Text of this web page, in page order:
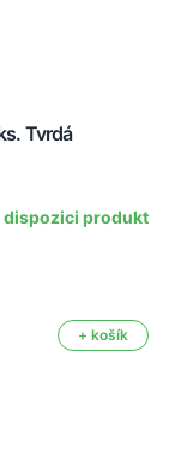
Tvrdá
dispozici produkt
+ košík